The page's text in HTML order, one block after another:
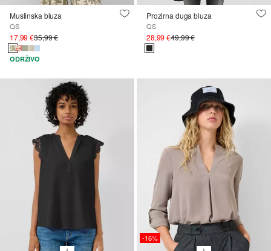
Muslinska bluza
QS
17,99 €35,99 €
ODRŽIVO
Prozirna duga bluza
QS
28,99 €49,99 €
-16%